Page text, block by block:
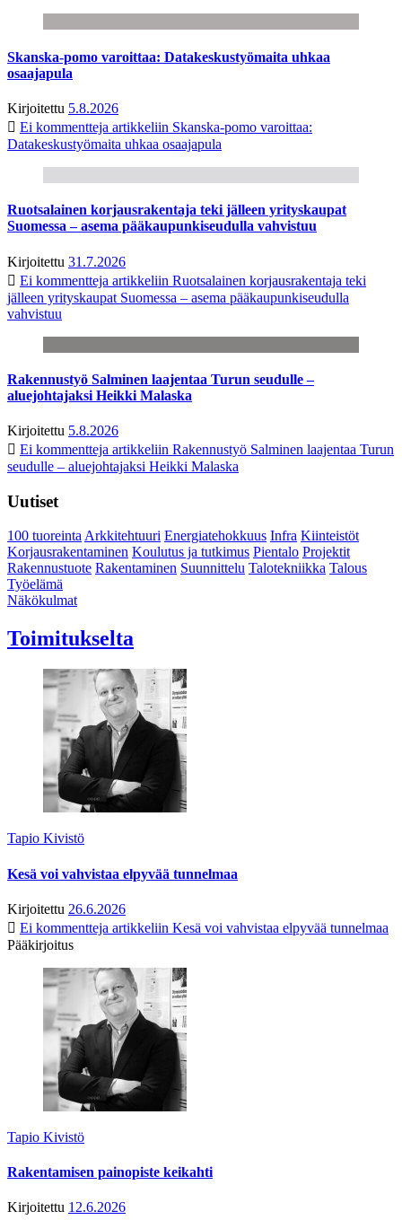
Skanska-pomo varoittaa: Datakeskustyömaita uhkaa
osaajapula
Kirjoitettu 5.8.2026
Ei kommentteja artikkeliin Skanska-pomo varoittaa:
Datakeskustyömaita uhkaa osaajapula
Ruotsalainen korjausrakentaja teki jälleen yrityskaupat
Suomessa – asema pääkaupunkiseudulla vahvistuu
Kirjoitettu 31.7.2026
Ei kommentteja artikkeliin Ruotsalainen korjausrakentaja teki
jälleen yrityskaupat Suomessa – asema pääkaupunkiseudulla
vahvistuu
Rakennustyö Salminen laajentaa Turun seudulle –
aluejohtajaksi Heikki Malaska
Kirjoitettu 5.8.2026
Ei kommentteja artikkeliin Rakennustyö Salminen laajentaa Turun
seudulle – aluejohtajaksi Heikki Malaska
Uutiset
100 tuoreintaArkkitehtuuri Energiatehokkuus Infra Kiinteistöt
Korjausrakentaminen Koulutus ja tutkimus Pientalo Projektit
Rakennustuote Rakentaminen Suunnittelu Talotekniikka Talous
Työelämä
Näkökulmat
Toimitukselta
Tapio Kivistö
Kesä voi vahvistaa elpyvää tunnelmaa
Kirjoitettu 26.6.2026
Ei kommentteja artikkeliin Kesä voi vahvistaa elpyvää tunnelmaa
Pääkirjoitus
Tapio Kivistö
Rakentamisen painopiste keikahti
Kirjoitettu 12.6.2026